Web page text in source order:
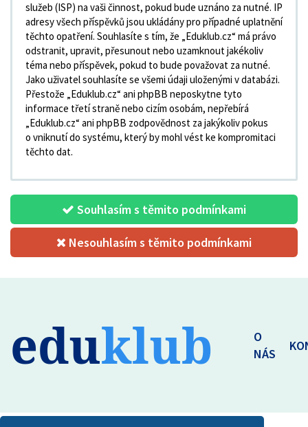
služeb (ISP) na vaši činnost, pokud bude uznáno za nutné. IP
adresy všech příspěvků jsou ukládány pro případné uplatnění
těchto opatření. Souhlasíte s tím, že „Eduklub.cz“ má právo
odstranit, upravit, přesunout nebo uzamknout jakékoliv
téma nebo příspěvek, pokud to bude považovat za nutné.
Jako uživatel souhlasíte se všemi údaji uloženými v databázi.
Přestože „Eduklub.cz“ ani phpBB neposkytne tyto
informace třetí straně nebo cizím osobám, nepřebírá
„Eduklub.cz“ ani phpBB zodpovědnost za jakýkoliv pokus
o vniknutí do systému, který by mohl vést ke kompromitaci
těchto dat.
Souhlasím s těmito podmínkami
Nesouhlasím s těmito podmínkami
eduklub
O
NÁS